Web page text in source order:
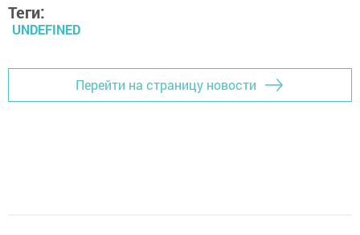
Теги:
UNDEFINED
Перейти на страницу новости